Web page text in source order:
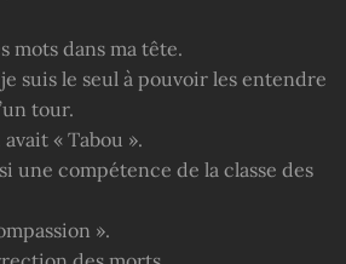
mots dans ma tête.
suis le seul à pouvoir les entendre
tour.
« Tabou ».
une compétence de la classe des
».